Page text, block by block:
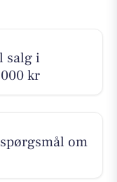
salg i
kr
om